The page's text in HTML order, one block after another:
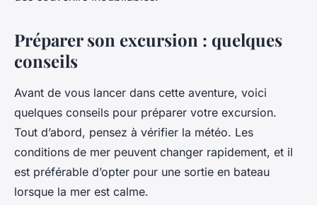
Préparer son excursion : quelques
conseils
Avant de vous lancer dans cette aventure, voici
quelques conseils pour préparer votre excursion.
Tout d’abord, pensez à vérifier la météo. Les
conditions de mer peuvent changer rapidement, et il
est préférable d’opter pour une sortie en bateau
lorsque la mer est calme.